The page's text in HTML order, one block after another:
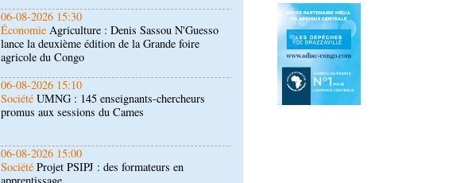
06-08-2026 15:10
SociétéUMNG : 145 enseignants-chercheurs
promus aux sessions du Cames
06-08-2026 15:00
Société Projet PSIPJ : des formateurs en
apprentissage
06-08-2026 15:00
Art-Culture-Média9e Grande rentrée littéraire de
Kinshasa : le Congo à l'honneur